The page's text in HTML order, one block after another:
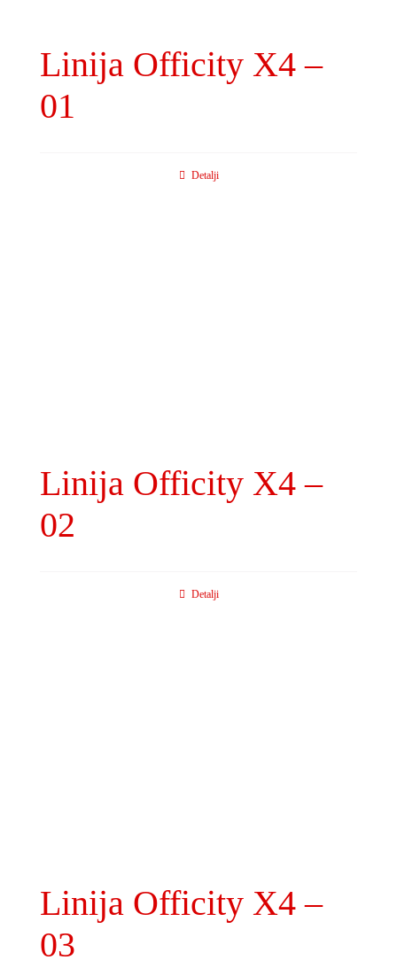
Linija Officity X4 –
01
Detalji
Linija Officity X4 –
02
Detalji
Linija Officity X4 –
03